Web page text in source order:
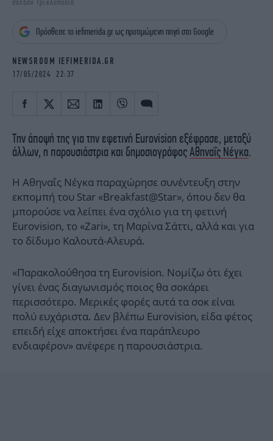
iBOOKS
OSCARS
NEWSLETTER
σχεδόν τρικλοποδιά
Πρόσθεσε το iefimerida.gr ως προτιμώμενη πηγή στη Google
NEWSROOM IEFIMERIDA.GR
17/05/2024 22:37
Την άποψή της για την εφετινή Eurovision εξέφρασε, μεταξύ
άλλων, η παρουσιάστρια και δημοσιογράφοςΑθηναΐς Νέγκα.
Η Αθηναΐς Νέγκα παραχώρησε συνέντευξη στην
εκπομπή του Star «Breakfast@Star», όπου δεν θα
μπορούσε να λείπει ένα σχόλιο για τη φετινή
Eurovision, το «Zari», τη Μαρίνα Σάττι, αλλά και για
το δίδυμο Καλουτά-Αλευρά.
«Παρακολούθησα τη Eurovision. Νομίζω ότι έχει
γίνει ένας διαγωνισμός ποιος θα σοκάρει
περισσότερο. Μερικές φορές αυτά τα σοκ είναι
πολύ ευχάριστα. Δεν βλέπω Eurovision, είδα φέτος
επειδή είχε αποκτήσει ένα παράπλευρο
ενδιαφέρον» ανέφερε η παρουσιάστρια.